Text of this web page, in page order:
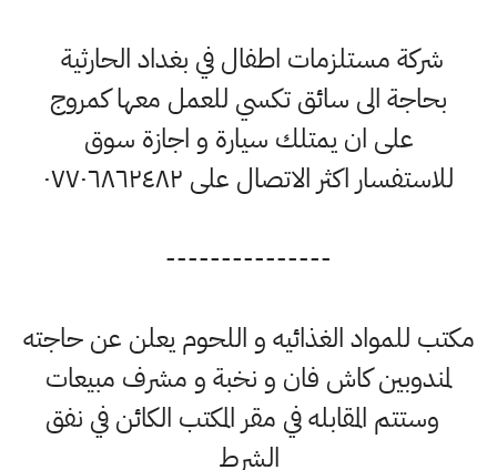
شركة مستلزمات اطفال في بغداد الحارثية
بحاجة الى سائق تكسي للعمل معها كمروج
على ان يمتلك سيارة و اجازة سوق
للاستفسار اكثر الاتصال على ٠٧٧٠٦٨٦٢٤٨٢
---------------
مكتب للمواد الغذائيه و اللحوم يعلن عن حاجته
لمندوبين كاش فان و نخبة و مشرف مبيعات
‎ وستتم المقابله في مقر المكتب الكائن في نفق
الشرط